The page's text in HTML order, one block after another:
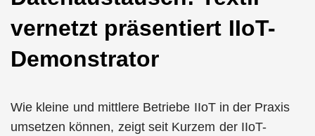
vernetzt präsentiert IIoT-
Demonstrator
Wie kleine und mittlere Betriebe IIoT in der Praxis
umsetzen können, zeigt seit Kurzem der IIoT-